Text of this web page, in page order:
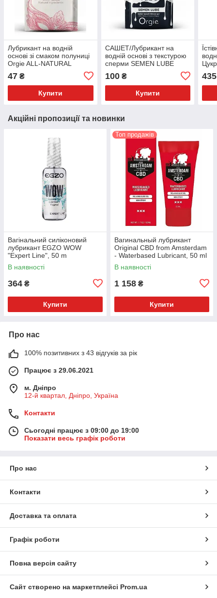
Лубрикант на водній
основі зі смаком полуниці
Orgie ALL-NATURAL
47 ₴
Купити
САШЕТ/Лубрикант на
водній основі з текстурою
сперми SEMEN LUBE
100₴
Купити
435
Акційні пропозиції та новинки
Вагінальний силіконовий
лубрикант EGZO WOW
"Expert Line", 50 m
В наявності
364 ₴
Купити
Топ продажів
Вагинальный лубрикант
Original CBD from Amsterdam
- Waterbased Lubricant, 50 ml
В наявності
1 158 ₴
Купити
Про нас
100% позитивних з 43 відгуків за рік
Працює з 29.06.2021
м. Дніпро
12-й квартал, Дніпро, Україна
Контакти
Сьогодні працює з 09:00 до 19:00
Показати весь графік роботи
Про нас
Контакти
Доставка та оплата
Графік роботи
Повна версія сайту
Сайт створено на маркетплейсі Prom.ua